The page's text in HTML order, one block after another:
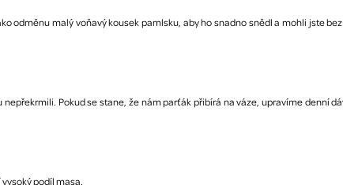
odměnu malý voňavý kousek pamlsku, aby ho snadno snědl a mohli jste
Pokud se stane, že nám parťák přibírá na váze, upravíme denní
podíl masa.